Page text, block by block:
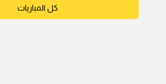
كل المباريات